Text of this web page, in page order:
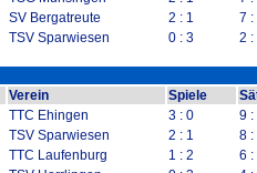
SV Bergatreute 2 : 1 7 :
TSV Sparwiesen 0 : 3 2 :
Verein Spiele
TTC Ehingen 3 : 0 9 :
TSV Sparwiesen 2 : 1 8 :
TTC Laufenburg 1 : 2 6 :